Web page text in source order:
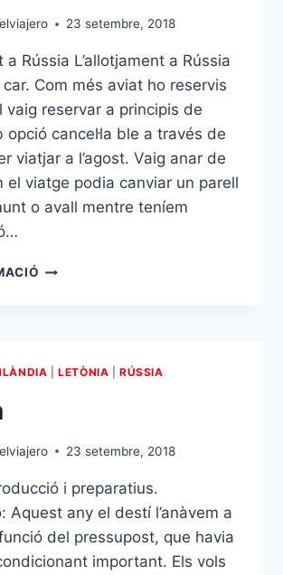
23 setembre, 2018
Rússia L’allotjament a Rússia
Com més aviat ho reservis
vaig reservar a principis de
opció cancel·la ble a través de
viatjar a l’agost. Vaig anar de
el viatge podia canviar un parell
o avall mentre teníem
ALLOTJAMENT
|LETÒNIA |RÚSSIA
23 setembre, 2018
i preparatius.
Aquest any el destí l’anàvem a
del pressupost, que havia
important. Els vols